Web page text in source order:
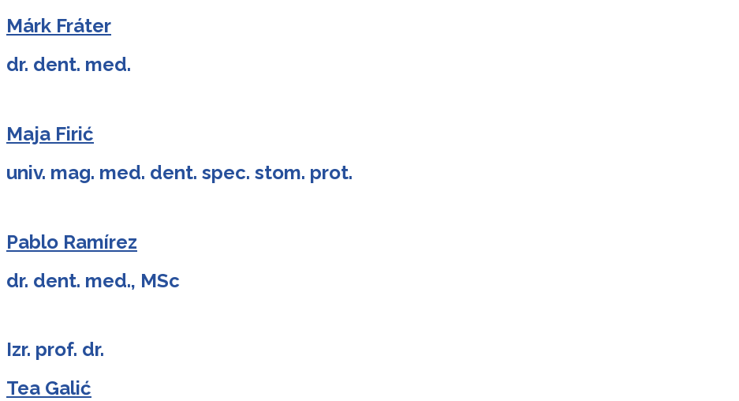
Márk Fráter
dr. dent. med.
Maja Firić
univ. mag. med. dent. spec. stom. prot.
Pablo Ramírez
dr. dent. med., MSc
Izr. prof. dr.
Tea Galić